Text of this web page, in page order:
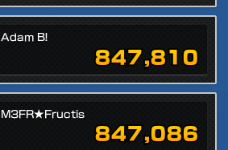
Adam B!
847,810
M3FR★Fructis
847,086